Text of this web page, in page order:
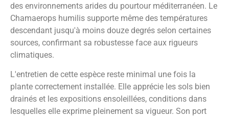
des environnements arides du pourtour méditerranéen. Le
Chamaerops humilis supporte même des températures
descendant jusqu'à moins douze degrés selon certaines
sources, confirmant sa robustesse face aux rigueurs
climatiques.
L'entretien de cette espèce reste minimal une fois la
plante correctement installée. Elle apprécie les sols bien
drainés et les expositions ensoleillées, conditions dans
lesquelles elle exprime pleinement sa vigueur. Son port